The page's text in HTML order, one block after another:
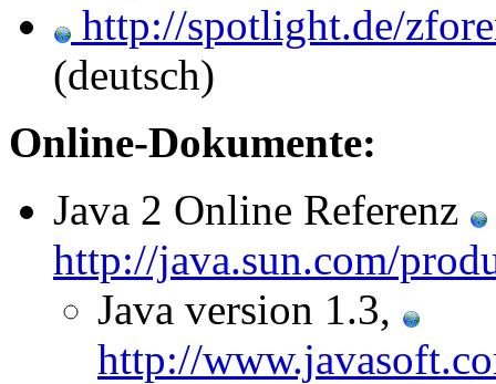
http://spotlight.de/
(deutsch)
Online-Dokumente:
Java 2 Online Referenz
http://java.sun.com/
Java version 1.3,
http://